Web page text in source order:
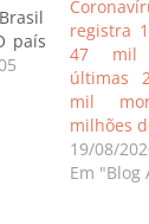
nesta
país
registra
47 mil
últimas
mil
milhões
19/08/
Em "Blog